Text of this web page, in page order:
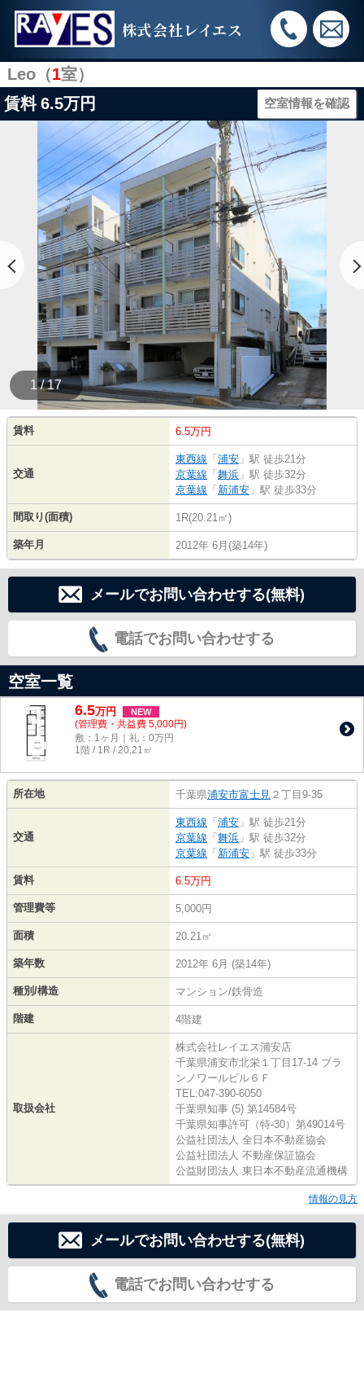
株式会社レイエス
Leo（1室）
賃料 6.5万円 空室情報を確認
1 / 17
賃料 6.5万円
交通
東西線 「 浦安 」駅 徒歩21分
京葉線 「 舞浜 」駅 徒歩32分
京葉線 「 新浦安 」駅 徒歩33分
間取り(面積) 1R(20.21㎡)
築年月 2012年 6月(築14年)
メールでお問い合わせする(無料)
電話でお問い合わせする
空室一覧
6.5万円 NEW
(管理費・共益費 5,000円)
敷：1ヶ月｜礼：0万円
1階 / 1R / 20.21㎡
所在地 千葉県浦安市富士見 ２丁目9-35
交通
東西線 「 浦安 」駅 徒歩21分
京葉線 「 舞浜 」駅 徒歩32分
京葉線 「 新浦安 」駅 徒歩33分
賃料 6.5万円
管理費等 5,000円
面積 20.21㎡
築年数 2012年 6月 (築14年)
種別/構造 マンション/鉄骨造
階建 4階建
取扱会社
株式会社レイエス浦安店
千葉県浦安市北栄１丁目17-14 ブラ
ンノワールビル６Ｆ
TEL:047-390-6050
千葉県知事 (5) 第14584号
千葉県知事許可（特-30）第49014号
公益社団法人 全日本不動産協会
公益社団法人 不動産保証協会
公益財団法人 東日本不動産流通機構
情報の見方
メールでお問い合わせする(無料)
電話でお問い合わせする